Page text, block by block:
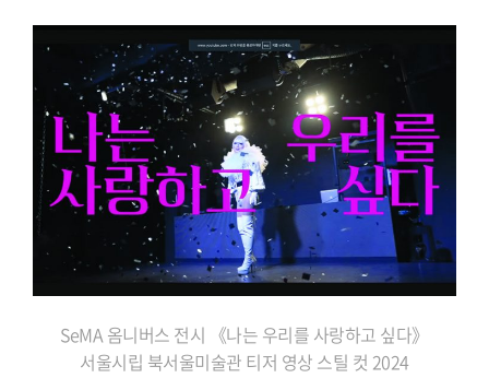
SeMA 옴니버스 전시 《나는 우리를 사랑하고 싶다》
서울시립 북서울미술관 티저 영상 스틸 컷 2024